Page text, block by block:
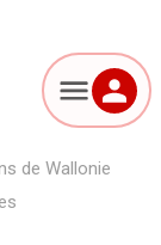
de Wallonie